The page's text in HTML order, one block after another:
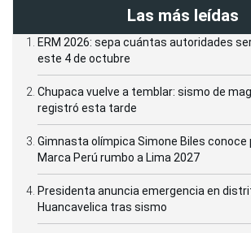
Las más leídas
ERM 2026: sepa cuántas autoridades
este 4 de octubre
Chupaca vuelve a temblar: sismo de
registró esta tarde
Gimnasta olímpica Simone Biles conoce
Marca Perú rumbo a Lima 2027
Presidenta anuncia emergencia en
Huancavelica tras sismo